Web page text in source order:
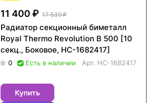
11 400 ₽ 17 539 ₽
Радиатор секционный биметалл
Royal Thermo Revolution B 500 [10
секц., Боковое, НС-1682417]
0 Есть в наличии Арт. НС-1682417
Купить